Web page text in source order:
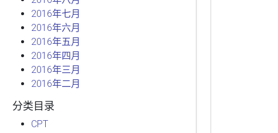
2016年七月
2016年六月
2016年五月
2016年四月
2016年三月
2016年二月
分类目录
CPT